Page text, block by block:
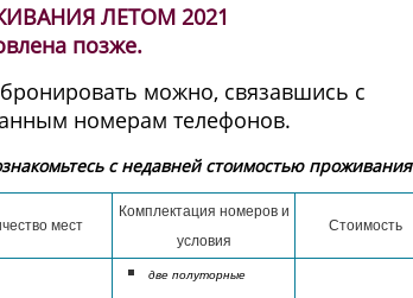
ЛЕТОМ 2021
позже.
можно, связавшись с
номерам телефонов.
с недавней стоимостью
мест
Комплектация номеров и
условия
Стоимость
две полуторные